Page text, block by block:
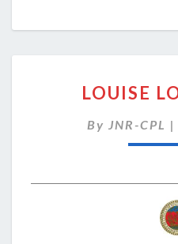
LOUISE
By JNR-CPL |